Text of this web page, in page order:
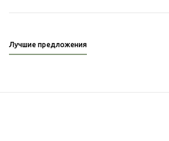
Лучшие предложения